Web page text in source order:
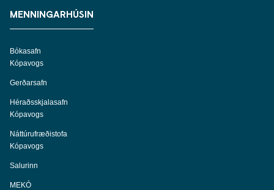
MENNINGARHÚSIN
Bókasafn
Kópavogs
Gerðarsafn
Héraðsskjalasafn
Kópavogs
Náttúrufræðistofa
Kópavogs
Salurinn
MEKÓ